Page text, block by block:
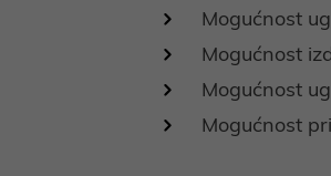
Mogućnost
Mogućnost
Mogućnost
Mogućnost